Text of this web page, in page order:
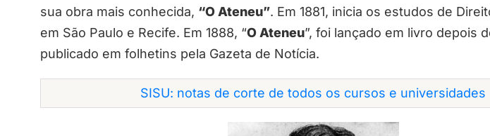
sua obra mais conhecida, “O Ateneu”. Em 1881, inicia os estudos de
em São Paulo e Recife. Em 1888, “O Ateneu”, foi lançado em livro depois
publicado em folhetins pela Gazeta de Notícia.
SISU: notas de corte de todos os cursos e universidades